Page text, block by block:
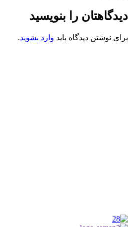
دیدگاهتان را بنویسید
برای نوشتن دیدگاه باید وارد بشوید.